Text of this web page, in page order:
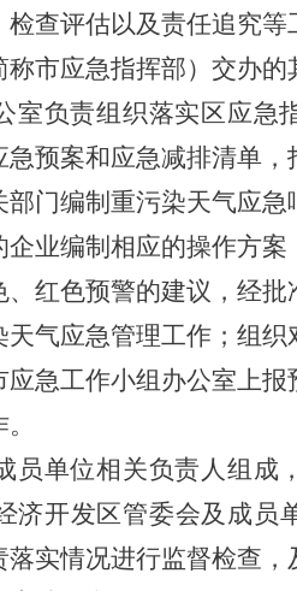
查评估以及责任追究等
称市应急指挥部）交办的
室负责组织落实 区应急
急预案和应急减排清单，
门编制 重污染天气应急
业编制相应的操作方案
、红色预警的建议，经
气应急管理工作；组
应急工作小组办公室上报
员单位相关负责人组成
济开发区管委会及成员
实情况进行监督检查